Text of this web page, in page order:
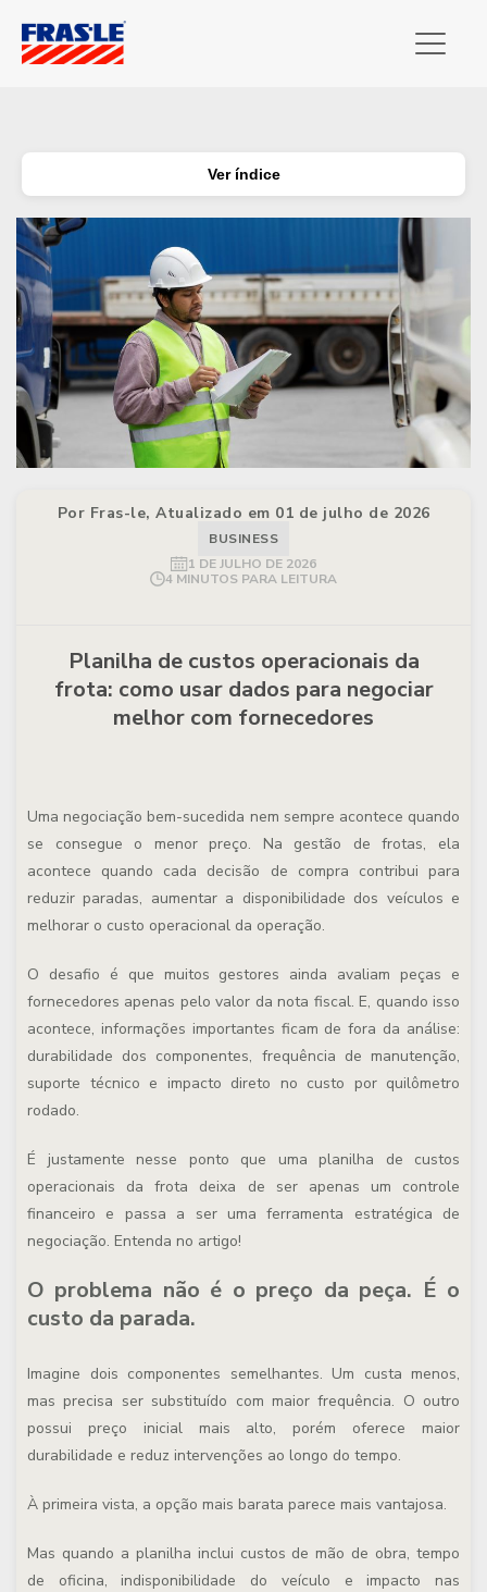
Ver índice
Por Fras-le, Atualizado em 01 de julho de 2026
BUSINESS
1 DE JULHO DE 2026
4 MINUTOS PARA LEITURA
Planilha de custos operacionais da
frota: como usar dados para negociar
melhor com fornecedores
Uma negociação bem-sucedida nem sempre acontece quando
se consegue o menor preço. Na gestão de frotas, ela
acontece quando cada decisão de compra contribui para
reduzir paradas, aumentar a disponibilidade dos veículos e
melhorar o custo operacional da operação.
O desafio é que muitos gestores ainda avaliam peças e
fornecedores apenas pelo valor da nota fiscal. E, quando isso
acontece, informações importantes ficam de fora da análise:
durabilidade dos componentes, frequência de manutenção,
suporte técnico e impacto direto no custo por quilômetro
rodado.
É justamente nesse ponto que uma planilha de custos
operacionais da frota deixa de ser apenas um controle
financeiro e passa a ser uma ferramenta estratégica de
negociação. Entenda no artigo!
O problema não é o preço da peça. É o
custo da parada.
Imagine dois componentes semelhantes. Um custa menos,
mas precisa ser substituído com maior frequência. O outro
possui preço inicial mais alto, porém oferece maior
durabilidade e reduz intervenções ao longo do tempo.
À primeira vista, a opção mais barata parece mais vantajosa.
Mas quando a planilha inclui custos de mão de obra, tempo
de oficina, indisponibilidade do veículo e impacto nas